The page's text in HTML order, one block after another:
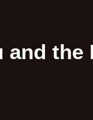
and